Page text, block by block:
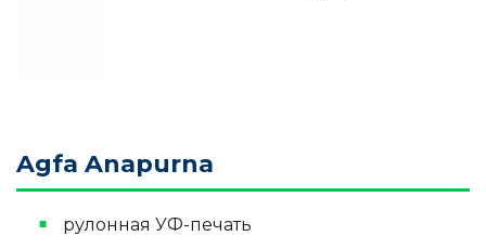
Agfa Anapurna
рулонная УФ-печать